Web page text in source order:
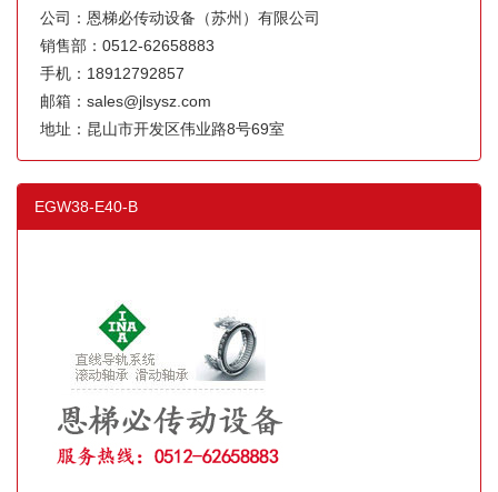
公司：恩梯必传动设备（苏州）有限公司
销售部：0512-62658883
手机：18912792857
邮箱：sales@jlsysz.com
地址：昆山市开发区伟业路8号69室
EGW38-E40-B